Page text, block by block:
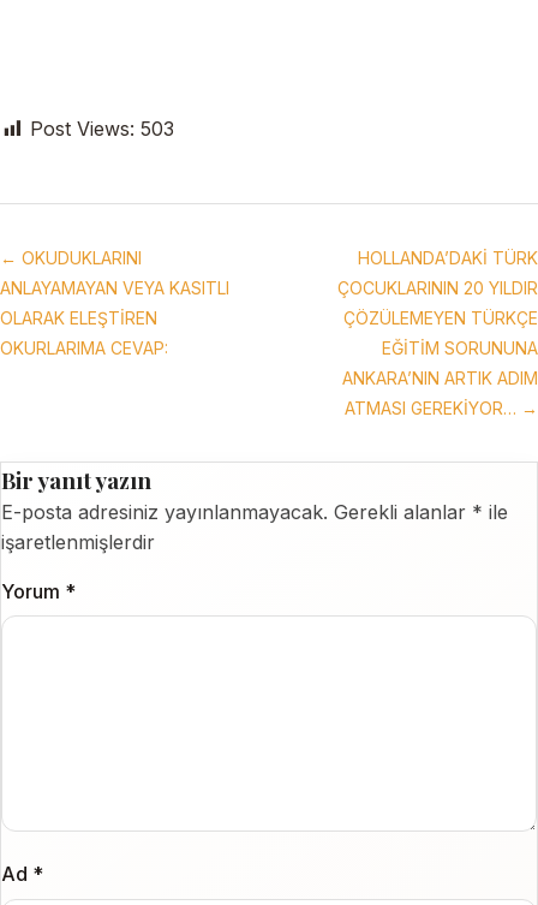
Post Views: 503
← OKUDUKLARINI
ANLAYAMAYAN VEYA KASITLI
OLARAK ELEŞTİREN
OKURLARIMA CEVAP:
HOLLANDA’DAKİ TÜRK
ÇOCUKLARININ 20 YILDIR
ÇÖZÜLEMEYEN TÜRKÇE
EĞİTİM SORUNUNA
ANKARA’NIN ARTIK ADIM
ATMASI GEREKİYOR… →
Bir yanıt yazın
E-posta adresiniz yayınlanmayacak. Gerekli alanlar * ile
işaretlenmişlerdir
Yorum *
Ad *